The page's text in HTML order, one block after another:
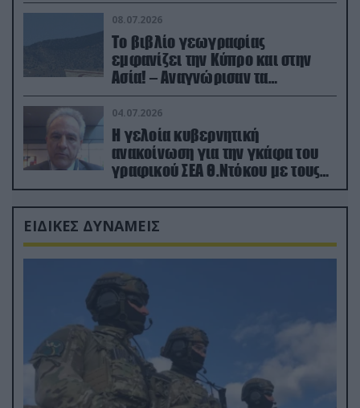
08.07.2026
Το βιβλίο γεωγραφίας
εμφανίζει την Κύπρο και στην
Ασία! – Αναγνώρισαν τα
κατεχόμενα; (φωτο)
04.07.2026
Η γελοία κυβερνητική
ανακοίνωση για την γκάφα του
γραφικού ΣΕΑ Θ.Ντόκου με τους
Ρώσους φαρσέρ
ΕΙΔΙΚΕΣ ΔΥΝΑΜΕΙΣ